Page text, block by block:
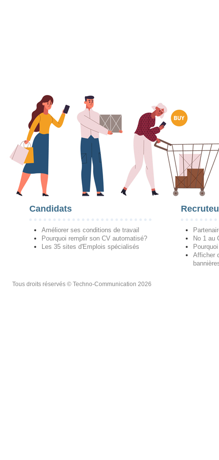
Candidats
Améliorer ses conditions de travail
Pourquoi remplir son CV automatisé?
Les 35 sites d'Emplois spécialisés
No 1 au
Afficher
Tous droits réservés © Techno-Communication 2026